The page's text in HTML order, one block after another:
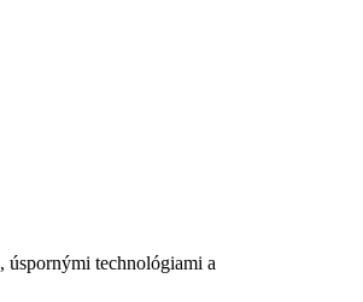
, úspornými technológiami a